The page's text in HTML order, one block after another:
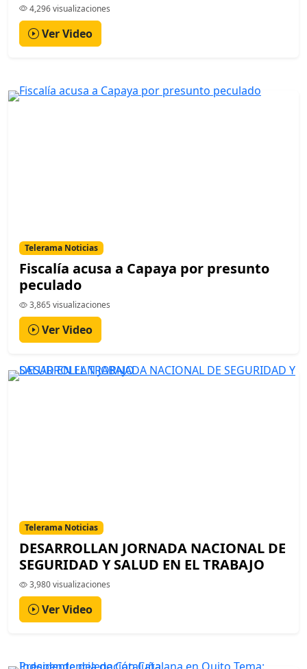
4,296 visualizaciones
Ver Video
Telerama Noticias
Fiscalía acusa a Capaya por presunto
peculado
3,865 visualizaciones
Ver Video
Telerama Noticias
DESARROLLAN JORNADA NACIONAL DE
SEGURIDAD Y SALUD EN EL TRABAJO
3,980 visualizaciones
Ver Video